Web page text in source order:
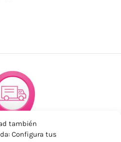
también
Configura tus
ECONÓMICOS